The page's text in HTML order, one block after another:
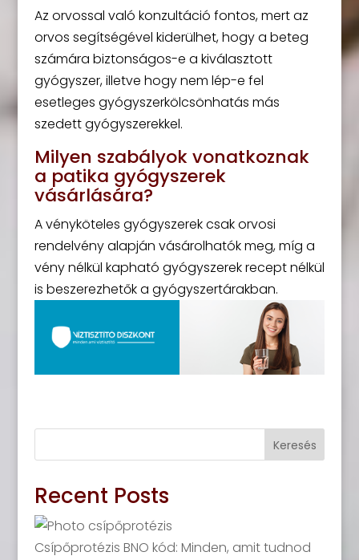
Az orvossal való konzultáció fontos, mert az
orvos segítségével kiderülhet, hogy a beteg
számára biztonságos-e a kiválasztott
gyógyszer, illetve hogy nem lép-e fel
esetleges gyógyszerkölcsönhatás más
szedett gyógyszerekkel.
Milyen szabályok vonatkoznak
a patika gyógyszerek
vásárlására?
A vényköteles gyógyszerek csak orvosi
rendelvény alapján vásárolhatók meg, míg a
vény nélkül kapható gyógyszerek recept nélkül
is beszerezhetők a gyógyszertárakban.
Keresés
Recent Posts
Csípőprotézis BNO kód: Minden, amit tudnod